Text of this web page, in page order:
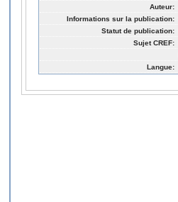
Auteur:
Informations sur la publication:
Statut de publication:
Sujet CREF:
Langue: